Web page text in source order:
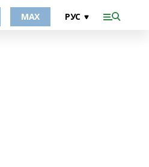
МАХ